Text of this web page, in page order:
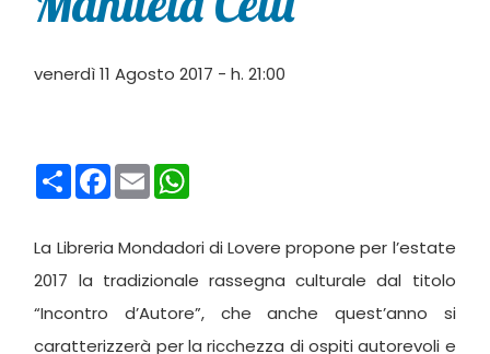
venerdì 11 Agosto 2017 - h. 21:00
CondividiFacebook
Email
La Libreria Mondadori di Lovere propone per l’estate
2017 la tradizionale rassegna culturale dal titolo
“Incontro d’Autore”, che anche quest’anno si
caratterizzerà per la ricchezza di ospiti autorevoli e